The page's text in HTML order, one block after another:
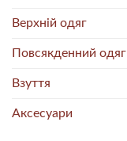
Верхній одяг
Повсякденний одяг
Взуття
Аксесуари